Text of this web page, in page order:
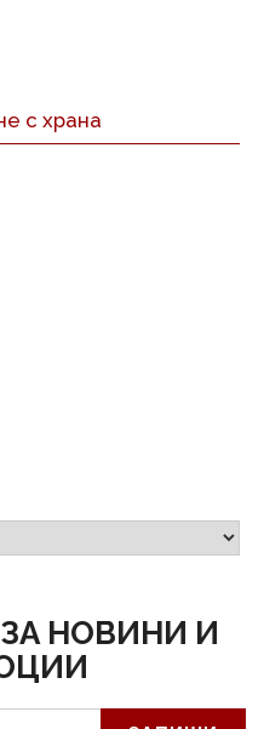
с храна
НОВИНИ И